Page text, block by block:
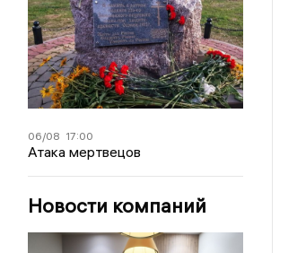
06/08 17:00
Атака мертвецов
Новости компаний